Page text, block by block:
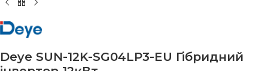
Deye SUN-12K-SG04LP3-EU Гібридний